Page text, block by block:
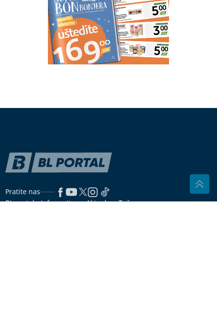
(VIDEO) PLAMEN NE POSUSTAJEVatra stigla do
"Hercegovina puteva", zaposleni evakuišu
mehanizaciju
Bademovo ulje ima više koristi nego
što mislite
Stanković STARIJI OD VJERENICE